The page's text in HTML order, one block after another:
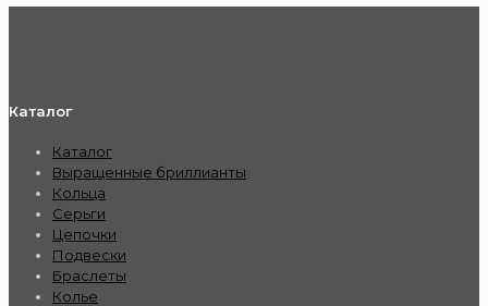
Каталог
Каталог
Выращенные бриллианты
Кольца
Серьги
Цепочки
Подвески
Браслеты
Колье